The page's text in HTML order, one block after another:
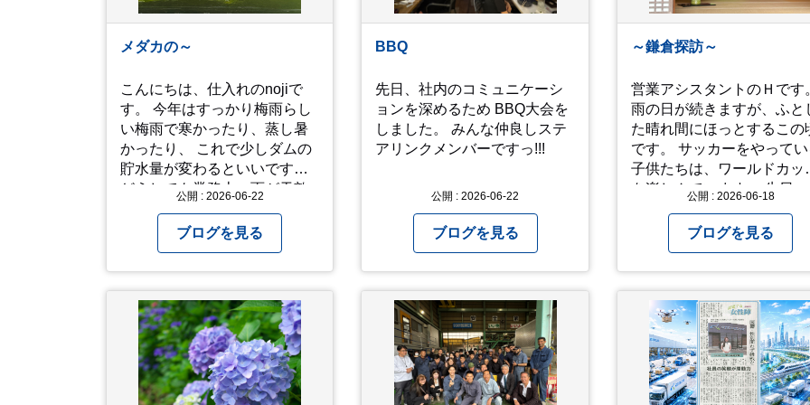
は、、！！ 駅前ショッピング
モール内の店舗だったのでお
買い物をしつつ待機して遂に
入店。ハンバーグはレアな焼
き加減でとってもジューシー
で最高に美味しかったで
す！！目の前で店員さんがカ
ットしてくれるのもとっても
良かったです。 これは何個で
も行けてしまう勢
い、、！！！ 皆様も静岡へ行
く予定がありましたら是非と
も召し上がって見てくださ
い！予約は行っていないよう
なので、時と場合とタイミン
グと要相談です、、！！！
かる事2つ目。疎遠だった知人
の訪問あり！ 気にかかるetcが
徐々に....。 気の持ちようと、
タイミングかもしれません
が。お宮参りはお薦めです。
また遊びに行きたいです♪
メダカの～
こんにちは、仕入れのnojiで
す。 今年はすっかり梅雨らし
い梅雨で寒かったり、蒸し暑
かったり、 これで少しダムの
貯水量が変わるといいです。
どうしても業務上、雨が天敵
には水は欠かせないので 恵の
雨というこばのとおり、雨の
日は雨の日にできることを考
えてきたいものです。 さて、
すっかり題名とは違う話にな
ってしまいましたが、お家に
は代々10年以上続く ヒメダカ
がいますが、そのメダカの池
にはトンボが卵を産んで、ヤ
公開 : 2026-06-22
ブログを見る
BBQ
先日、社内のコミュニケーシ
ョンを深めるため BBQ大会を
しました。 みんな仲良しステ
アリンクメンバーですっ!!!
公開 : 2026-06-22
ブログを見る
～鎌倉探訪～
営業アシスタントのＨです
雨の日が続きますが、ふと
た晴れ間にほっとするこの
です。 サッカーをやってい
子供たちは、ワールドカッ
を楽しんでいます。 先日、小
て参りました。 アジサイの
期で、観光客がとても多か
たです。 北鎌倉駅で降り
明月院⇒亀ヶ谷坂切通⇒「
やい工藝」で手仕事の器を
入⇒お昼ご飯⇒鶴岡八幡宮
江ノ電で大仏へ。 江ノ島は
間切れで断念！ 明月院のアジ
サイは白にフチが紫のが特
公開 : 2026-06-18
ブログを見る